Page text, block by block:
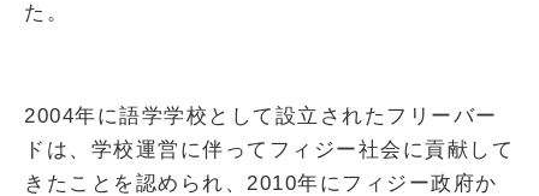
た。
2004年に語学学校として設立されたフリーバー
ドは、学校運営に伴ってフィジー社会に貢献して
きたことを認められ、2010年にフィジー政府か